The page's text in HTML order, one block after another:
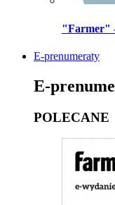
"Farmer"
E-prenumeraty
E-
POLECANE